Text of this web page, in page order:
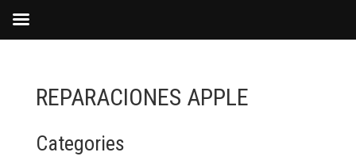
REPARACIONES APPLE
Categories